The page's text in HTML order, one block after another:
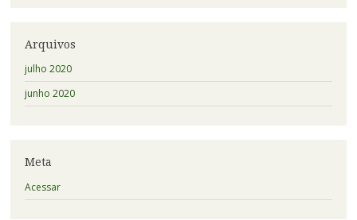
Arquivos
julho 2020
junho 2020
Meta
Acessar